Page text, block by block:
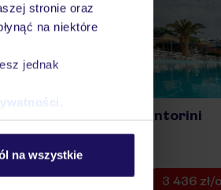
stronie oraz
na niektóre
jednak
na wszystkie
Hotel Rivari Santorini
GRECJA / SANTORINI
3 436 zł/